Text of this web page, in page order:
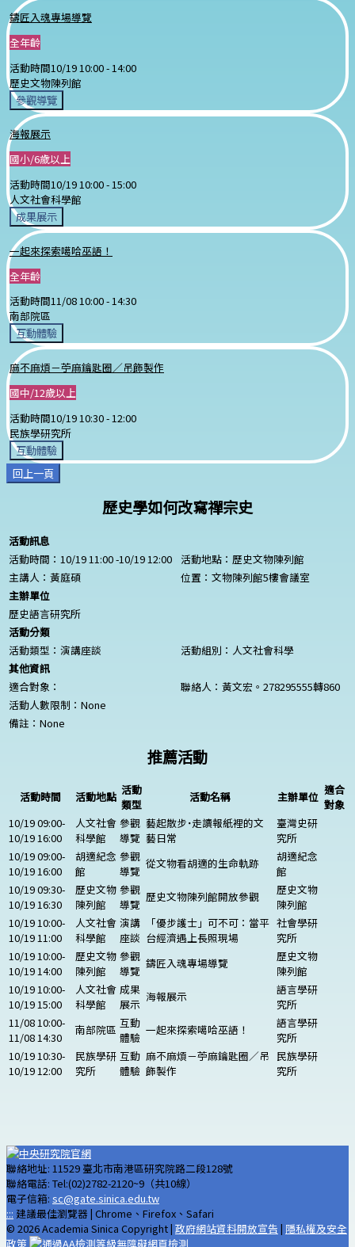
鑄匠入魂專場導覽
全年齡
活動時間10/19 10:00 - 14:00
歷史文物陳列館
參觀導覽
海報展示
國小/6歲以上
活動時間10/19 10:00 -15:00
人文社會科學館
成果展示
一起來探索噶哈巫語！
全年齡
活動時間11/08 10:00 -14:30
南部院區
互動體驗
麻不麻煩－苧麻鑰匙圈／吊飾製作
國中/12歲以上
活動時間10/19 10:30 - 12:00
民族學研究所
互動體驗
回上一頁
歷史學如何改寫禪宗史
活動訊息
活動時間：10/19 11:00 -10/19 12:00
活動地點：歷史文物陳列館
主講人：黃庭碩
位置：文物陳列館5樓會議室
主辦單位
歷史語言研究所
活動分類
活動類型：演講座談
活動組別：人文社會科學
其他資訊
適合對象：
聯絡人：黃文宏。278295555轉860
活動人數限制： None
備註： None
推薦活動
活動時間 活動地點 活動
類型
活動名稱 主辦單位 適合
對象
10/19 09:00-
10/19 16:00
人文社會
科學館
參觀
導覽
藝起散步˙走讀報紙裡的文
藝日常
臺灣史研
究所
10/19 09:00-
10/19 16:00
胡適紀念
館
參觀
導覽
從文物看胡適的生命軌跡
胡適紀念
館
10/19 09:30-
10/19 16:30
歷史文物
陳列館
參觀
導覽
歷史文物陳列館開放參觀
歷史文物
陳列館
10/19 10:00-
10/19 11:00
人文社會
科學館
演講
座談
「優步護士」可不可：當平
台經濟遇上長照現場
社會學研
究所
10/19 10:00-
10/19 14:00
歷史文物
陳列館
參觀
導覽
鑄匠入魂專場導覽
歷史文物
陳列館
10/19 10:00-
10/19 15:00
人文社會
科學館
成果
展示
海報展示
語言學研
究所
11/08 10:00-
11/08 14:30
南部院區 互動
體驗
一起來探索噶哈巫語！
語言學研
究所
10/19 10:30-
10/19 12:00
民族學研
究所
互動
體驗
麻不麻煩－苧麻鑰匙圈／吊
飾製作
民族學研
究所
聯絡地址: 11529 臺北市南港區研究院路二段128號
聯絡電話: Tel:(02)2782-2120~9（共10線）
電子信箱: sc@gate.sinica.edu.tw
::: 建議最佳瀏覽器 | Chrome、Firefox、Safari
© 2026 Academia Sinica Copyright | 政府網站資料開放宣告 | 隱私權及安全
政策